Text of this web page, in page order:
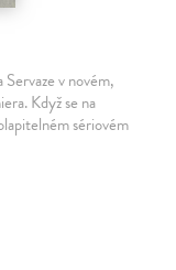
v novém,
Když se na
sériovém